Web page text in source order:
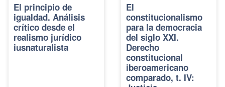
El principio de
igualdad. Análisis
crítico desde el
realismo jurídico
iusnaturalista
El
constitucionalismo
para la democracia
del siglo XXI.
Derecho
constitucional
iberoamericano
comparado, t. IV: